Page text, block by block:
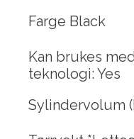
Farge Black
Kan brukes
teknologi: Yes
Sylindervolum